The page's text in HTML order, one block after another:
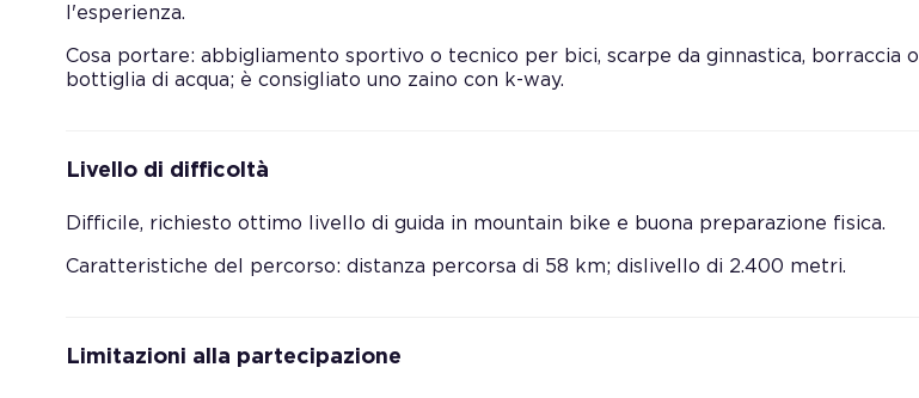
l'esperienza.
Cosa portare: abbigliamento sportivo o tecnico per bici, scarpe da ginnastica, borraccia o
bottiglia di acqua; è consigliato uno zaino con k-way.
Livello di difficoltà
Difficile, richiesto ottimo livello di guida in mountain bike e buona preparazione fisica.
Caratteristiche del percorso: distanza percorsa di 58 km; dislivello di 2.400 metri.
Limitazioni alla partecipazione